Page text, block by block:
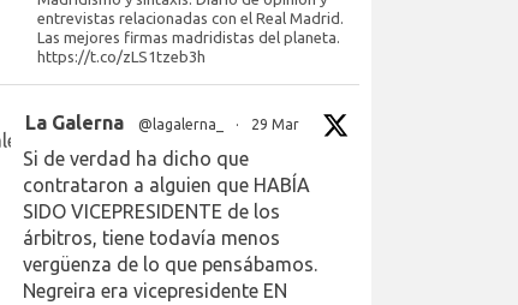
entrevistas relacionadas con el Real Madrid.
Las mejores firmas madridistas del planeta.
https://t.co/zLS1tzeb3h
La Galerna @lagalerna_ · 29 Mar
Si de verdad ha dicho que
contrataron a alguien que HABÍA
SIDO VICEPRESIDENTE de los
árbitros, tiene todavía menos
vergüenza de lo que pensábamos.
Negreira era vicepresidente EN